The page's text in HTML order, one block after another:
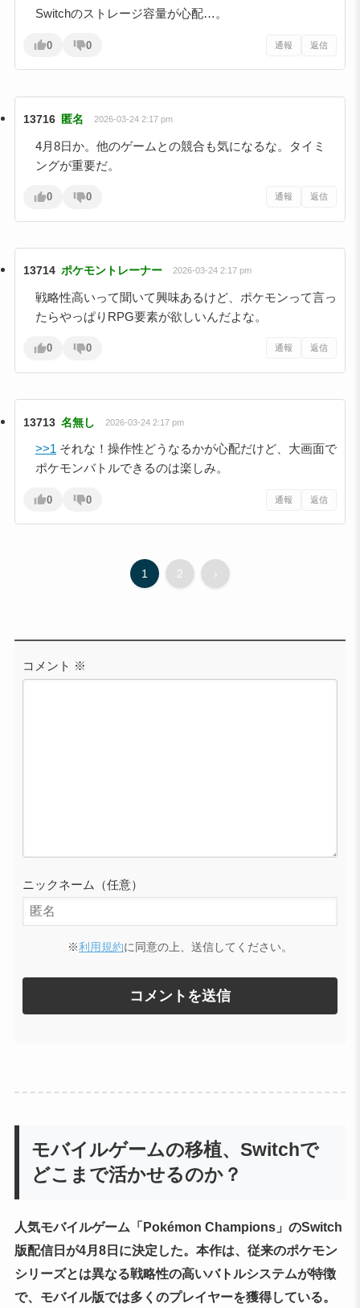
Switchのストレージ容量が心配…。
0 0 通報 返信
13716 匿名 2026-03-24 2:17 pm
4月8日か。他のゲームとの競合も気になるな。タイミ
ングが重要だ。
0 0 通報 返信
13714 ポケモントレーナー 2026-03-24 2:17 pm
戦略性高いって聞いて興味あるけど、ポケモンって言っ
たらやっぱりRPG要素が欲しいんだよな。
0 0 通報 返信
13713 名無し 2026-03-24 2:17 pm
>>1 それな！操作性どうなるかが心配だけど、大画面で
ポケモンバトルできるのは楽しみ。
0 0 通報 返信
1 2 ›
コメント ※
ニックネーム（任意）
※利用規約に同意の上、送信してください。
モバイルゲームの移植、Switchで
どこまで活かせるのか？
人気モバイルゲーム「Pokémon Champions」のSwitch
版配信日が4月8日に決定した。本作は、従来のポケモン
シリーズとは異なる戦略性の高いバトルシステムが特徴
で、モバイル版では多くのプレイヤーを獲得している。